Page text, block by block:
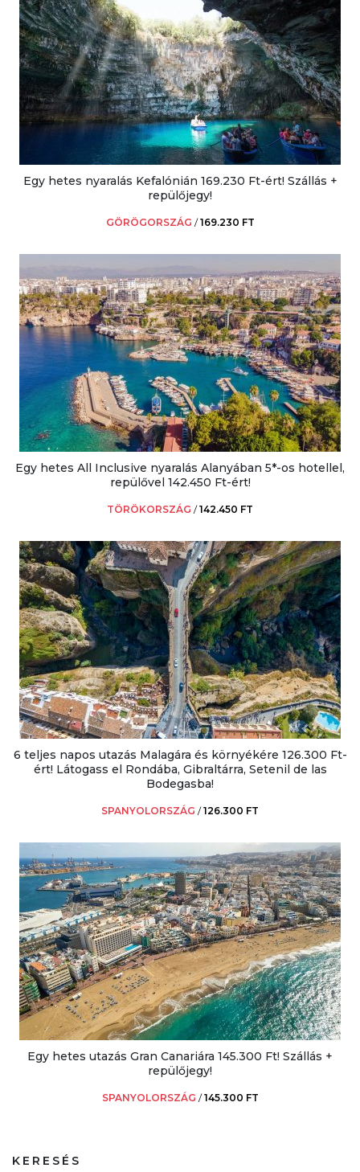
Egy hetes nyaralás Kefalónián 169.230 Ft-ért! Szállás +
repülőjegy!
GÖRÖGORSZÁG /169.230 FT
Egy hetes All Inclusive nyaralás Alanyában 5*-os hotellel,
repülővel 142.450 Ft-ért!
TÖRÖKORSZÁG /142.450 FT
6 teljes napos utazás Malagára és környékére 126.300 Ft-
ért! Látogass el Rondába, Gibraltárra, Setenil de las
Bodegasba!
SPANYOLORSZÁG /126.300 FT
Egy hetes utazás Gran Canariára 145.300 Ft! Szállás +
repülőjegy!
SPANYOLORSZÁG /145.300 FT
KERESÉS